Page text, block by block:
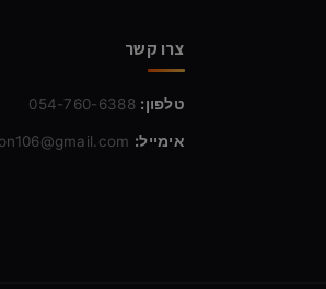
צרו קשר
טלפון: 054-760-6388
אימייל: